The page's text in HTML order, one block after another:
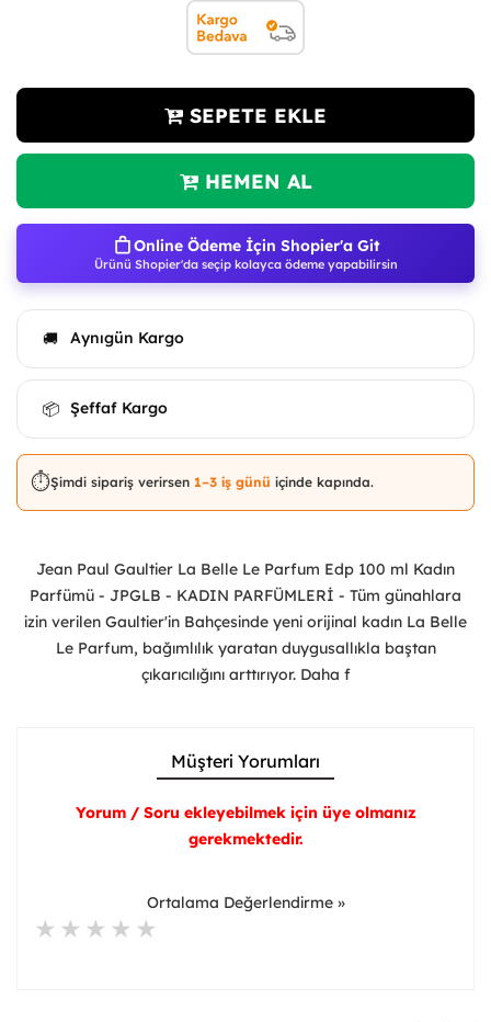
SEPETE EKLE
HEMEN AL
Online Ödeme İçin Shopier'a Git
Ürünü Shopier'da seçip kolayca ödeme yapabilirsin
🚚 Aynıgün Kargo
📦 Şeffaf Kargo
⏱️Şimdi sipariş verirsen 1–3 iş günü içinde kapında.
Jean Paul Gaultier La Belle Le Parfum Edp 100 ml Kadın
Parfümü - JPGLB - KADIN PARFÜMLERİ - Tüm günahlara
izin verilen Gaultier'in Bahçesinde yeni orijinal kadın La Belle
Le Parfum, bağımlılık yaratan duygusallıkla baştan
çıkarıcılığını arttırıyor. Daha f
Müşteri Yorumları
Yorum / Soru ekleyebilmek için üye olmanız
gerekmektedir.
Ortalama Değerlendirme »